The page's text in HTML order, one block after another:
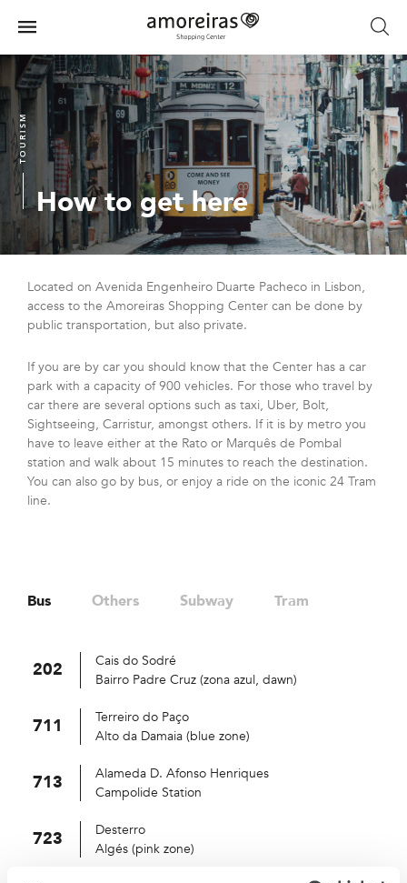
main
content
Home
Menu
How to get here
TOURISM
Located on Avenida Engenheiro Duarte Pacheco in Lisbon,
access to the Amoreiras Shopping Center can be done by
public transportation, but also private.
If you are by car you should know that the Center has a car
park with a capacity of 900 vehicles. For those who travel by
car there are several options such as taxi, Uber, Bolt,
Sightseeing, Carristur, amongst others. If it is by metro you
have to leave either at the Rato or Marquês de Pombal
station and walk about 15 minutes to reach the destination.
You can also go by bus, or enjoy a ride on the iconic 24 Tram
line.
Bus Others Subway Tram
202
Cais do Sodré
Bairro Padre Cruz (zona azul, dawn)
711
Terreiro do Paço
Alto da Damaia (blue zone)
713
Alameda D. Afonso Henriques
Campolide Station
723
Desterro
Algés (pink zone)